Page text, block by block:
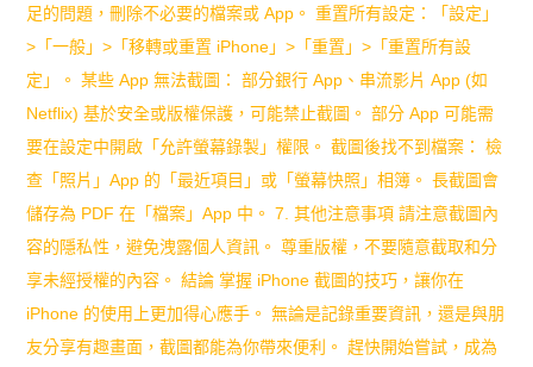
足的問題，刪除不必要的檔案或 App。 重置所有設定：「設定」
>「一般」>「移轉或重置 iPhone」>「重置」>「重置所有設
定」。 某些 App 無法截圖： 部分銀行 App、串流影片 App (如
Netflix) 基於安全或版權保護，可能禁止截圖。 部分 App 可能需
要在設定中開啟「允許螢幕錄製」權限。 截圖後找不到檔案： 檢
查「照片」App 的「最近項目」或「螢幕快照」相簿。 長截圖會
儲存為 PDF 在「檔案」App 中。 7. 其他注意事項 請注意截圖內
容的隱私性，避免洩露個人資訊。 尊重版權，不要隨意截取和分
享未經授權的內容。 結論 掌握 iPhone 截圖的技巧，讓你在
iPhone 的使用上更加得心應手。 無論是記錄重要資訊，還是與朋
友分享有趣畫面，截圖都能為你帶來便利。 趕快開始嘗試，成為